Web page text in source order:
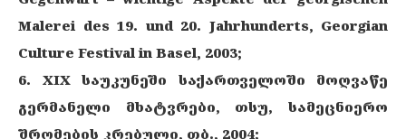
Malerei des 19. und 20. Jahrhunderts, Georgian
Culture Festival in Basel, 2003;
6. XIX საუკუნეში საქართველოში მოღვაწე
გერმანელი მხატვრები, თსუ, სამეცნიერო
შრომების კრებული, თბ., 2004;